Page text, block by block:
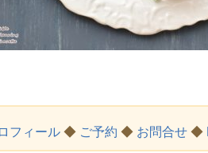
フィール ◆ ご予約 ◆ お問合せ ◆